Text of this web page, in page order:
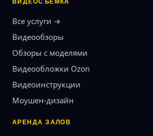
ВИДЕОСЪЁМКА
Все услуги →
Видеообзоры
Обзоры с моделями
Видеообложки Ozon
Видеоинструкции
Моушен-дизайн
АРЕНДА ЗАЛОВ